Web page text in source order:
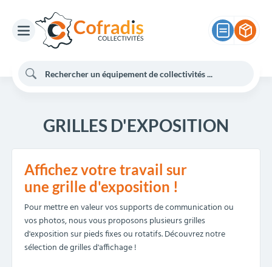
GRILLES D'EXPOSITION
Affichez votre travail sur
une grille d'exposition !
Pour mettre en valeur vos supports de communication ou
vos photos, nous vous proposons plusieurs grilles
d'exposition sur pieds fixes ou rotatifs. Découvrez notre
sélection de grilles d'affichage !